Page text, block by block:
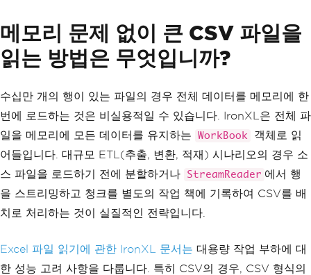
메모리 문제 없이 큰 CSV 파일을
읽는 방법은 무엇입니까?
수십만 개의 행이 있는 파일의 경우 전체 데이터를 메모리에 한
번에 로드하는 것은 비실용적일 수 있습니다. IronXL은 전체 파
일을 메모리에 모든 데이터를 유지하는
WorkBook
객체로 읽
어들입니다. 대규모 ETL(추출, 변환, 적재) 시나리오의 경우 소
스 파일을 로드하기 전에 분할하거나
StreamReader 에서 행
을 스트리밍하고 청크를 별도의 작업 책에 기록하여 CSV를 배
치로 처리하는 것이 실질적인 전략입니다.
Excel 파일 읽기에 관한 IronXL 문서는 대용량 작업 부하에 대
한 성능 고려 사항을 다룹니다. 특히 CSV의 경우, CSV 형식의